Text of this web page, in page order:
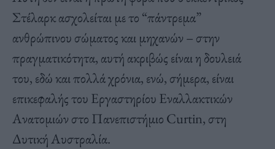
Στέλαρκ ασχολείται με το “πάντρεμα”
ανθρώπινου σώματος και μηχανών – στην
πραγματικότητα, αυτή ακριβώς είναι η δουλειά
του, εδώ και πολλά χρόνια, ενώ, σήμερα, είναι
επικεφαλής του Εργαστηρίου Εναλλακτικών
Ανατομιών στο Πανεπιστήμιο Curtin, στη
Δυτική Αυστραλία.